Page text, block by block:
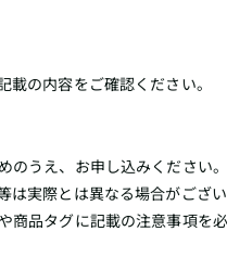
の内容をご確認ください。
うえ、お申し込みください。
実際とは異なる場合がござい
品タグに記載の注意事項を必